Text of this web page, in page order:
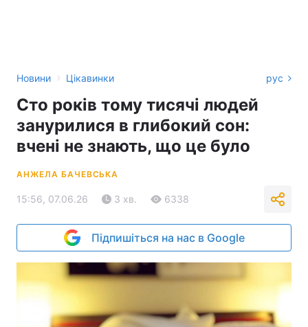
Новини › Цікавинки рус
Сто років тому тисячі людей
занурилися в глибокий сон:
вчені не знають, що це було
АНЖЕЛА БАЧЕВСЬКА
15:56, 07.06.26 3 хв. 6338
Підпишіться на нас в Google